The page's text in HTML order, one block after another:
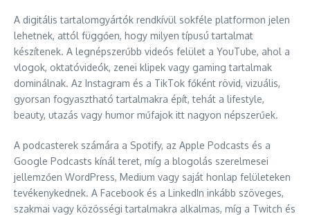
A digitális tartalomgyártók rendkívül sokféle platformon jelen
lehetnek, attól függően, hogy milyen típusú tartalmat
készítenek. A legnépszerűbb videós felület a YouTube, ahol a
vlogok, oktatóvideók, zenei klipek vagy gaming tartalmak
dominálnak. Az Instagram és a TikTok főként rövid, vizuális,
gyorsan fogyasztható tartalmakra épít, tehát a lifestyle,
beauty, utazás vagy humor műfajok itt nagyon népszerűek.
A podcasterek számára a Spotify, az Apple Podcasts és a
Google Podcasts kínál teret, míg a blogolás szerelmesei
jellemzően WordPress, Medium vagy saját honlap felületeken
tevékenykednek. A Facebook és a LinkedIn inkább szöveges,
szakmai vagy közösségi tartalmakra alkalmas, míg a Twitch és